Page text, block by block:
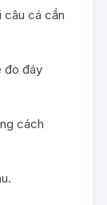
câu cá cần
đo đáy
cách